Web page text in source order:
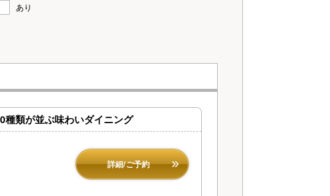
あり
種類が並ぶ味わいダイニング
詳細/ご予約